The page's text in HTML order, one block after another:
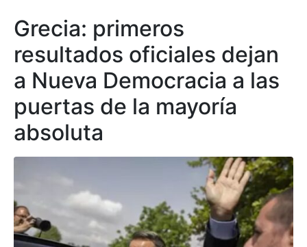
Grecia: primeros
resultados oficiales dejan
a Nueva Democracia a las
puertas de la mayoría
absoluta